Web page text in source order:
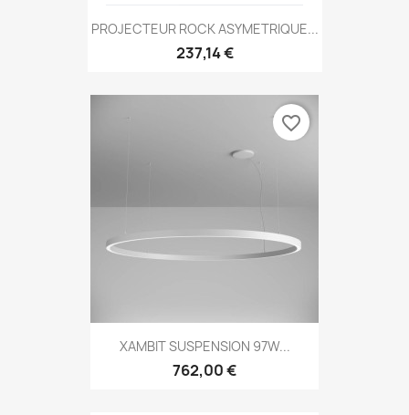
PROJECTEUR ROCK ASYMETRIQUE...
237,14 €
XAMBIT SUSPENSION 97W...
762,00 €
favorite_border